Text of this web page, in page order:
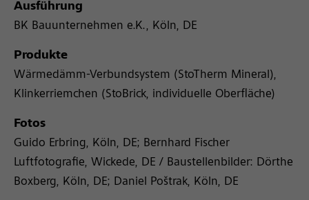
Ausführung
BK Bauunternehmen e.K., Köln, DE
Produkte
Wärmedämm-Verbundsystem (StoTherm Mineral),
Klinkerriemchen (StoBrick, individuelle Oberfläche)
Fotos
Guido Erbring, Köln, DE; Bernhard Fischer
Luftfotografie, Wickede, DE / Baustellenbilder: Dörthe
Boxberg, Köln, DE; Daniel Poštrak, Köln, DE